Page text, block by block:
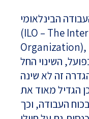
העבודה הבינלאומי
(ILO – The
Organization), שונתה הגדרת כוח העבודה האזרחי
השינוי החל
2013). שינוי הגדרה זה לא שינה
הגדיל מאוד את
העבודה, וכך